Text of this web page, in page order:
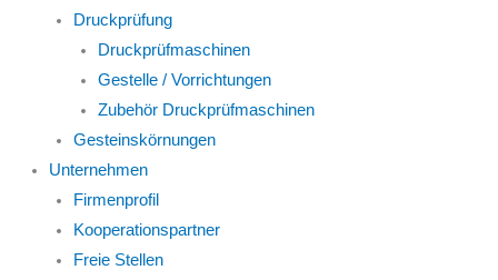
Druckprüfung
Druckprüfmaschinen
Gestelle / Vorrichtungen
Zubehör Druckprüfmaschinen
Gesteinskörnungen
Unternehmen
Firmenprofil
Kooperationspartner
Freie Stellen